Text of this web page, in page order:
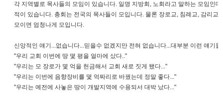
각 지역별로 목사들의 모임이 있습니다. 일명 지방회, 노회라고 말하는 모임인
적이 있습니다. 총회는 전국의 목사들이 모입니다. 물론 장로교, 침례교, 감리교
모이면 엄청나게 모입니다.
신앙적인 얘기...없습니다...믿을수 없겠지만 전혀 없습니다...대부분 이런 얘기
"우리 교회 이번에 땅 몇 평을 얼마에 샀다.."
"우리는 모 장로가 몇 억을 헌금해서 교회 새로 짓게 됐다..."
"우리는 이번에 음향장비를 몇 억짜리로 바꿨는데 정말 좋다..."
"우리는 예전에 사놓은 땅이 개발지역에 수용되서 대박 났다..."